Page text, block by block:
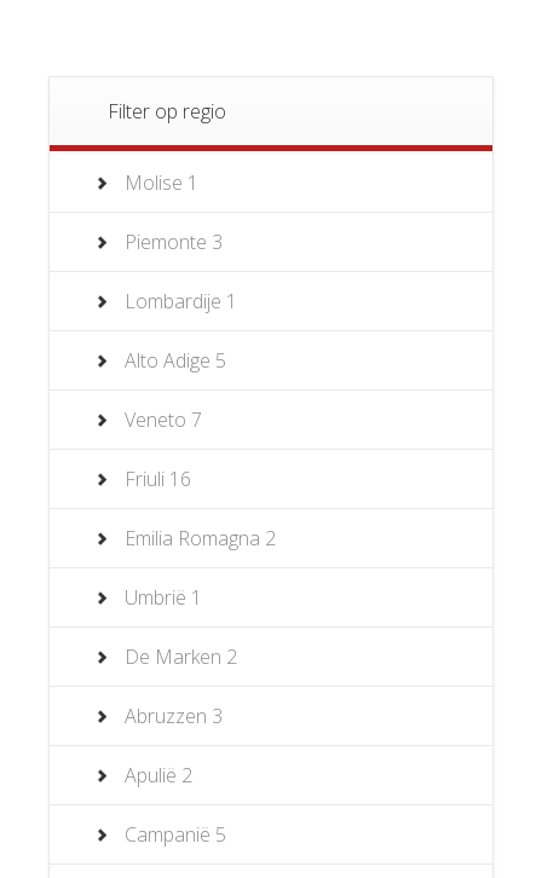
Filter op regio
Molise 1
Piemonte 3
Lombardije 1
Alto Adige 5
Veneto 7
Friuli 16
Emilia Romagna 2
Umbrië 1
De Marken 2
Abruzzen 3
Apulië 2
Campanië 5